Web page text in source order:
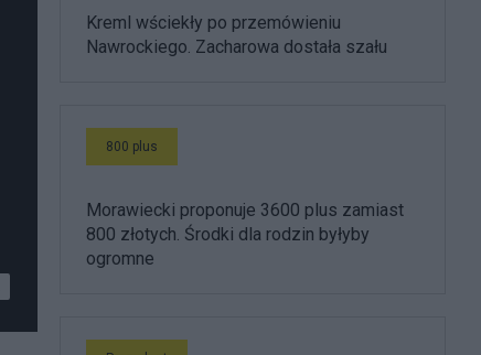
Kreml wściekły po przemówieniu
Nawrockiego. Zacharowa dostała szału
800 plus
Morawiecki proponuje 3600 plus zamiast
800 złotych. Środki dla rodzin byłyby
ogromne